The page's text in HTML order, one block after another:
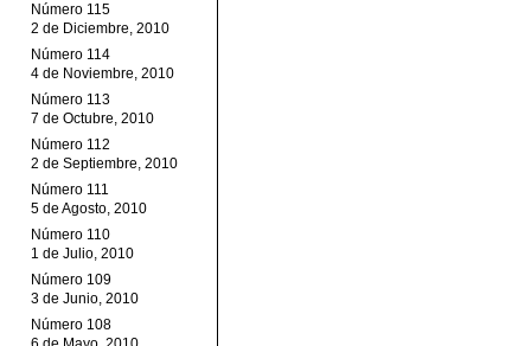
Número 115
2 de Diciembre, 2010
Número 114
4 de Noviembre, 2010
Número 113
7 de Octubre, 2010
Número 112
2 de Septiembre, 2010
Número 111
5 de Agosto, 2010
Número 110
1 de Julio, 2010
Número 109
3 de Junio, 2010
Número 108